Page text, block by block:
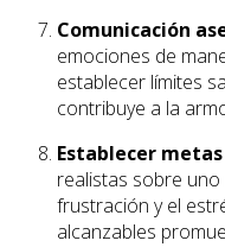
Comunicación
emociones de
establecer límites
contribuye a la
Establecer
realistas sobre uno
frustración y el
alcanzables